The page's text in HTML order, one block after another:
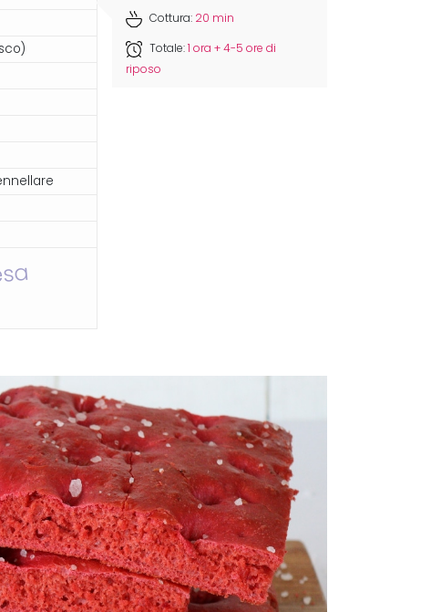
Cottura: 20 min
Totale:1 ora + 4-5 ore di
riposo